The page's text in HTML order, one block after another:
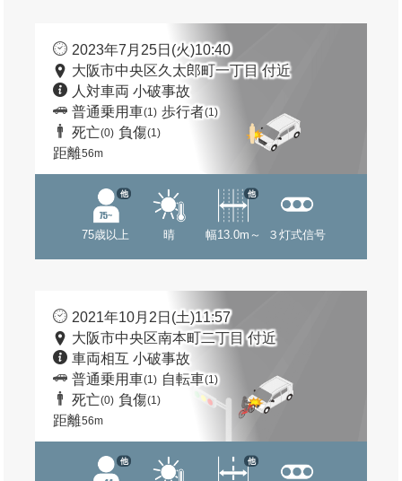
2023年7月25日(火)10:40
大阪市中央区久太郎町一丁目 付近
人対車両 小破事故
普通乗用車(1) 歩行者(1)
死亡(0) 負傷(1)
距離56m
75歳以上
他
晴 幅13.0m～
他
３灯式信号
2021年10月2日(土)11:57
大阪市中央区南本町二丁目 付近
車両相互 小破事故
普通乗用車(1) 自転車(1)
死亡(0) 負傷(1)
距離56m
他 他